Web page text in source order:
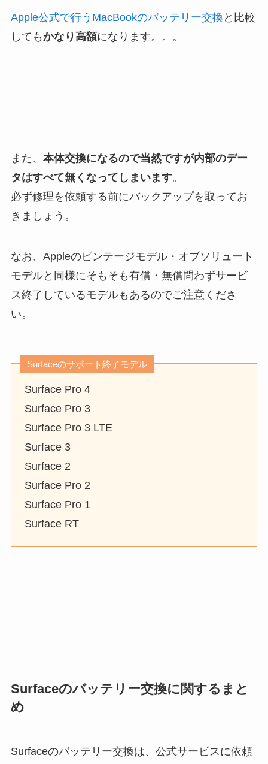
Apple公式で行うMacBookのバッテリー交換 と比較
してもかなり高額になります。。。
また、 本体交換になるので当然ですが内部のデー
タはすべて無くなってしまいます。
必ず修理を依頼する前にバックアップを取ってお
きましょう。
なお、Appleのビンテージモデル・オブソリュート
モデルと同様にそもそも有償・無償問わずサービ
ス終了しているモデルもあるのでご注意くださ
い。
Surfaceのサポート終了モデル
Surface Pro 4
Surface Pro 3
Surface Pro 3 LTE
Surface 3
Surface 2
Surface Pro 2
Surface Pro 1
Surface RT
Surfaceのバッテリー交換に関するまと
め
Surfaceのバッテリー交換は、公式サービスに依頼